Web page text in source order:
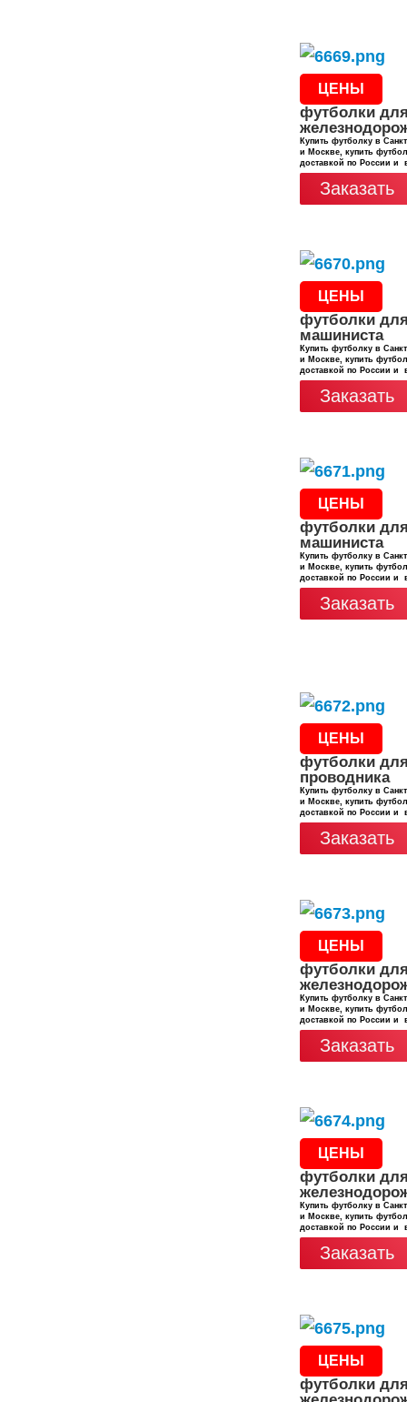
ЦЕНЫ
футболки
Купить футболку в
и Москве, купить
доставкой по России и
Заказать
ЦЕНЫ
футболки
машиниста
Купить футболку в
и Москве, купить
доставкой по России и
Заказать
ЦЕНЫ
футболки
машиниста
Купить футболку в
и Москве, купить
доставкой по России и
Заказать
ЦЕНЫ
футболки
проводника
Купить футболку в
и Москве, купить
доставкой по России и
Заказать
ЦЕНЫ
футболки
Купить футболку в
и Москве, купить
доставкой по России и
Заказать
ЦЕНЫ
футболки
Купить футболку в
и Москве, купить
доставкой по России и
Заказать
ЦЕНЫ
футболки